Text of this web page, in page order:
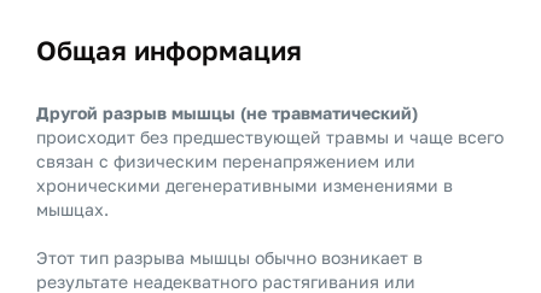
Общая информация
Другой разрыв мышцы (не травматический)
происходит без предшествующей травмы и чаще всего
связан с физическим перенапряжением или
хроническими дегенеративными изменениями в
мышцах.
Этот тип разрыва мышцы обычно возникает в
результате неадекватного растягивания или